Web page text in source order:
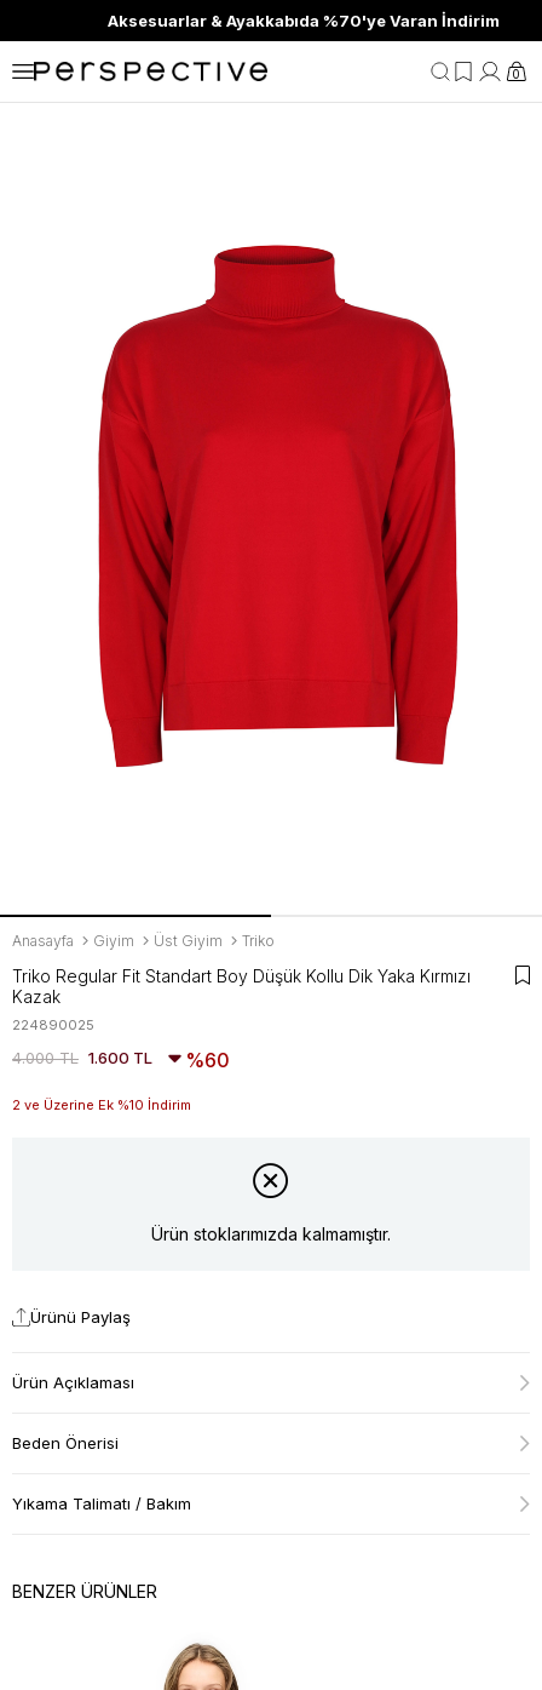
Aksesuarlar & Ayakkabıda %70'ye Varan İndirim
0
Anasayfa Giyim Üst Giyim Triko
Triko Regular Fit Standart Boy Düşük Kollu Dik Yaka Kırmızı
Kazak
224890025
4.000 TL 1.600 TL 60
2 ve Üzerine Ek %10 İndirim
Ürün stoklarımızda kalmamıştır.
Ürünü Paylaş
Ürün Açıklaması
Beden Önerisi
Yıkama Talimatı / Bakım
BENZER ÜRÜNLER